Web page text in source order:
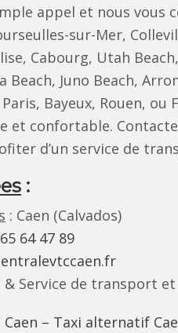
appel et nous vous
sur-Mer,
Cabourg, Utah
Beach, Juno Beach,
Bayeux, Rouen,
et confortable.
d’un service de
:
: Caen (Calvados)
64 47 89
& Service de transport
Caen – Taxi alternatif